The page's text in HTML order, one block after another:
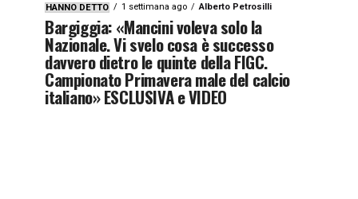
HANNO DETTO 1 settimana ago Alberto Petrosilli
Bargiggia: «Mancini voleva solo la
Nazionale. Vi svelo cosa è successo
davvero dietro le quinte della FIGC.
Campionato Primavera male del calcio
italiano» ESCLUSIVA e VIDEO